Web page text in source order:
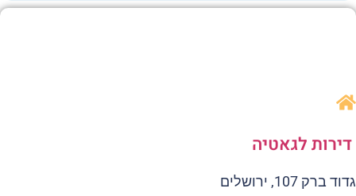
לגאטיה
ברק 107, ירושלים